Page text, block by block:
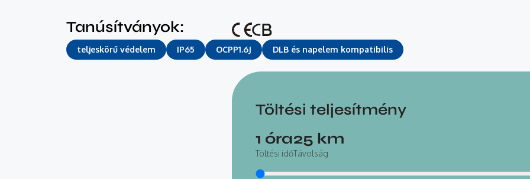
Tanúsítványok:
teljeskörű védelem IP65 OCPP1.6J DLB és napelem kompatibilis
Töltési teljesítmény
1 óra
Töltési idő
25 km
Távolság